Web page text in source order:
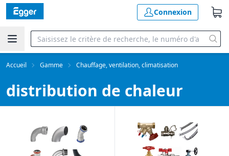
Connexion
Accueil Gamme Chauffage, ventilation, climatisation
distribution de chaleur